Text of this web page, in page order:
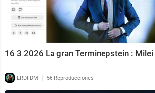
16 3 2026 La gran Terminepstein :
LRDFDM | 56 Reproducciones